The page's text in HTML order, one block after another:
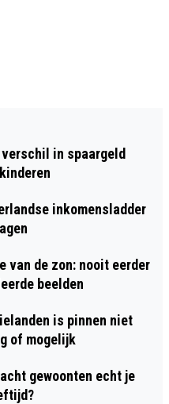
in spaargeld
inkomensladder
van de zon: nooit eerder
beelden
is pinnen niet
of mogelijk
gewoonten echt je